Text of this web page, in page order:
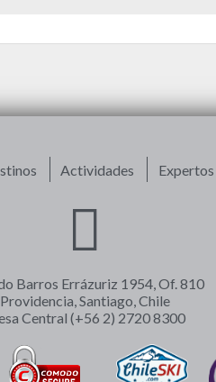
Actividades Expertos
Barros Errázuriz 1954, Of. 810
Providencia, Santiago, Chile
Central (+56 2) 2720 8300